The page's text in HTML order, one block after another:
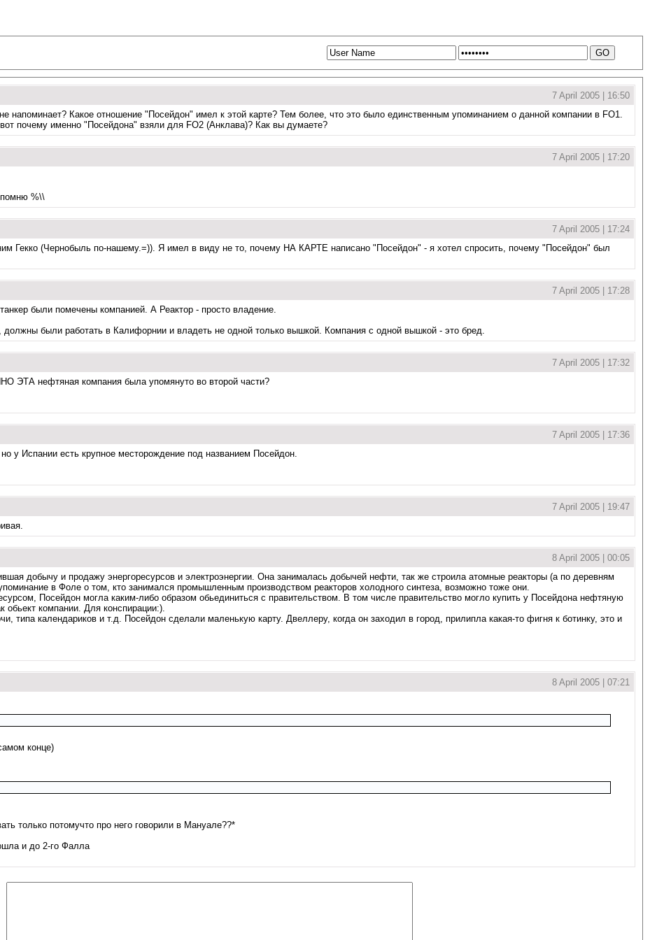
7 April 2005 | 16:50
напоминает? Какое отношение "Посейдон" имел к этой карте? Тем более, что это было единственным упоминанием о данной компании в FO1.
почему именно "Посейдона" взяли для FO2 (Анклава)? Как вы думаете?
7 April 2005 | 17:20
%\\
7 April 2005 | 17:24
Гекко (Чернобыль по-нашему.=)). Я имел в виду не то, почему НА КАРТЕ написано "Посейдон" - я хотел спросить, почему "Посейдон" был
7 April 2005 | 17:28
были помечены компанией. А Реактор - просто владение.
должны были работать в Калифорнии и владеть не одной только вышкой. Компания с одной вышкой - это бред.
7 April 2005 | 17:32
ЭТА нефтяная компания была упомянуто во второй части?
7 April 2005 | 17:36
у Испании есть крупное месторождение под названием Посейдон.
7 April 2005 | 19:47
8 April 2005 | 00:05
добычу и продажу энергоресурсов и электроэнергии. Она занималась добычей нефти, так же строила атомные реакторы (а по деревням
в Фоле о том, кто занимался промышленным производством реакторов холодного синтеза, возможно тоже они.
Посейдон могла каким-либо образом обьединиться с правительством. В том числе правительство могло купить у Посейдона нефтяную
компании. Для конспирации:).
календариков и т.д. Посейдон сделали маленькую карту. Двеллеру, когда он заходил в город, прилипла какая-то фигня к ботинку, это и
8 April 2005 | 07:21
конце)
только потомучто про него говорили в Мануале??*
и до 2-го Фалла